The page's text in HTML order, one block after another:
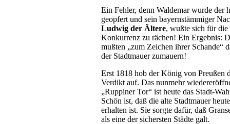
Ein Fehler, denn Waldemar wurde der
geopfert und sein bayernstämmiger
Ludwig der Ältere, wußte sich für die
Konkurrenz zu rächen! Ein Ergebnis:
mußten „zum Zeichen ihrer Schande“
der Stadtmauer zumauern!
Erst 1818 hob der König von Preußen
Verdikt auf. Das nunmehr
„Ruppiner Tor“ ist heute das Stadt-
Schön ist, daß die alte Stadtmauer
erhalten ist. Sie sorgte dafür, daß
als eine der sichersten Städte galt.